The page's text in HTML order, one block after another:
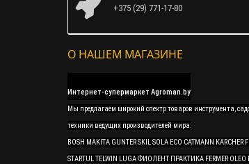
+375 (29) 771-17-80
О НАШЕМ МАГАЗИНЕ
Интернет-супермаркет Agroman.by
Мы предлагаем широкий спектр товаров инструмента,
техники ведущих производителей мира:
BOSH MAKITA GUNTER SKIL SOLA ECO CATMANN KARCHER
STARTUL TELWIN LUGA ФИОЛЕНТ ПРАКТИКА FERMER OLEO